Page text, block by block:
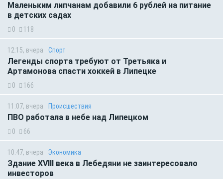
Маленьким липчанам добавили 6 рублей на питание
в детских садах
0 118
12:15, вчера Спорт
Легенды спорта требуют от Третьяка и
Артамонова спасти хоккей в Липецке
0 166
11:07, вчера Происшествия
ПВО работала в небе над Липецком
0 66
10:47, вчера Экономика
Здание XVIII века в Лебедяни не заинтересовало
инвесторов